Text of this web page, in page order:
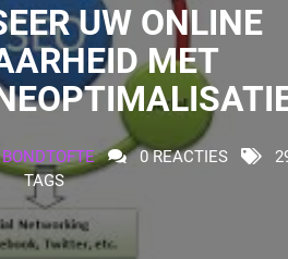
UW ONLINE
MET
BONDTOFTE 0 REACTIES
TAGS